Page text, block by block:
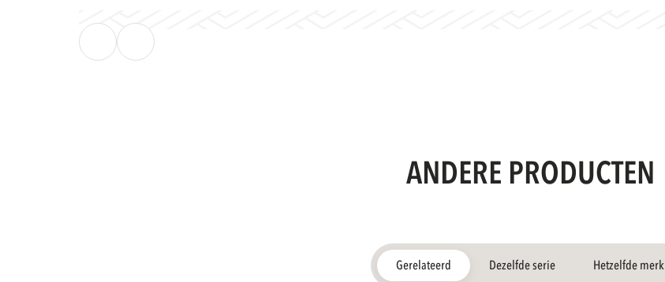
ANDERE PRODUCTEN
Gerelateerd Dezelfde serie Hetzelfde merk